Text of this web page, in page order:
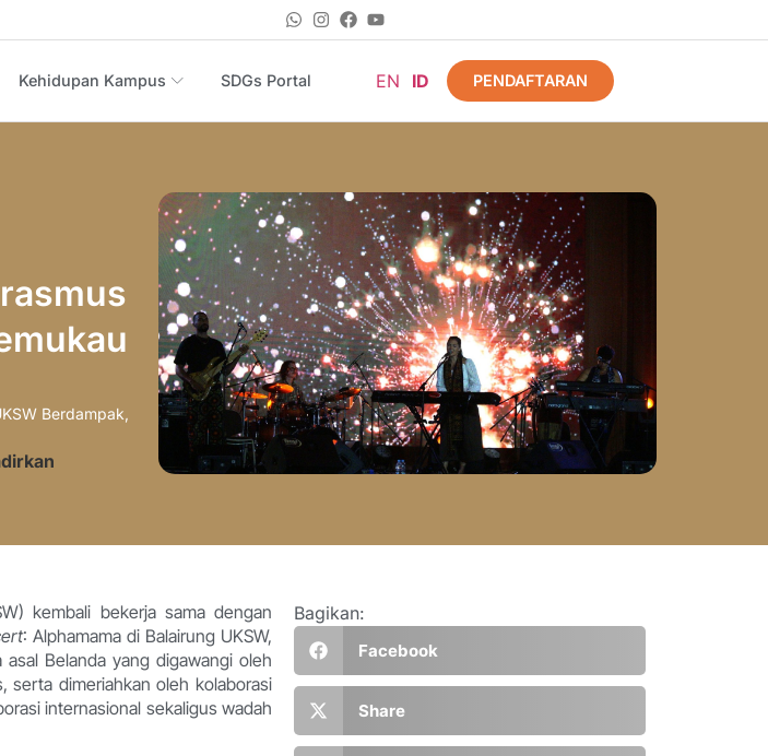
Kehidupan Kampus SDGs Portal EN ID PENDAFTARAN
Berdampak,
kembali bekerja sama dengan
: Alphamama di Balairung UKSW,
Belanda yang digawangi oleh
serta dimeriahkan oleh kolaborasi
internasional sekaligus wadah
Bagikan:
Facebook
Share